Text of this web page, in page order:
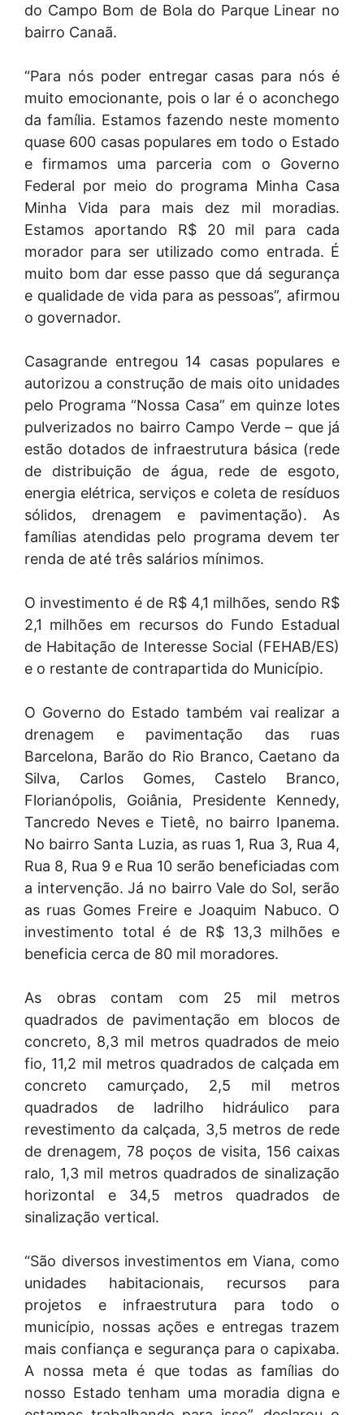
do Campo Bom de Bola do Parque Linear no
bairro Canaã.
“Para nós poder entregar casas para nós é
muito emocionante, pois o lar é o aconchego
da família. Estamos fazendo neste momento
quase 600 casas populares em todo o Estado
e firmamos uma parceria com o Governo
Federal por meio do programa Minha Casa
Minha Vida para mais dez mil moradias.
Estamos aportando R$ 20 mil para cada
morador para ser utilizado como entrada. É
muito bom dar esse passo que dá segurança
e qualidade de vida para as pessoas”, afirmou
o governador.
Casagrande entregou 14 casas populares e
autorizou a construção de mais oito unidades
pelo Programa “Nossa Casa” em quinze lotes
pulverizados no bairro Campo Verde – que já
estão dotados de infraestrutura básica (rede
de distribuição de água, rede de esgoto,
energia elétrica, serviços e coleta de resíduos
sólidos, drenagem e pavimentação). As
famílias atendidas pelo programa devem ter
renda de até três salários mínimos.
O investimento é de R$ 4,1 milhões, sendo R$
2,1 milhões em recursos do Fundo Estadual
de Habitação de Interesse Social (FEHAB/ES)
e o restante de contrapartida do Município.
O Governo do Estado também vai realizar a
drenagem e pavimentação das ruas
Barcelona, Barão do Rio Branco, Caetano da
Silva, Carlos Gomes, Castelo Branco,
Florianópolis, Goiânia, Presidente Kennedy,
Tancredo Neves e Tietê, no bairro Ipanema.
No bairro Santa Luzia, as ruas 1, Rua 3, Rua 4,
Rua 8, Rua 9 e Rua 10 serão beneficiadas com
a intervenção. Já no bairro Vale do Sol, serão
as ruas Gomes Freire e Joaquim Nabuco. O
investimento total é de R$ 13,3 milhões e
beneficia cerca de 80 mil moradores.
As obras contam com 25 mil metros
quadrados de pavimentação em blocos de
concreto, 8,3 mil metros quadrados de meio
fio, 11,2 mil metros quadrados de calçada em
concreto camurçado, 2,5 mil metros
quadrados de ladrilho hidráulico para
revestimento da calçada, 3,5 metros de rede
de drenagem, 78 poços de visita, 156 caixas
ralo, 1,3 mil metros quadrados de sinalização
horizontal e 34,5 metros quadrados de
sinalização vertical.
“São diversos investimentos em Viana, como
unidades habitacionais, recursos para
projetos e infraestrutura para todo o
município, nossas ações e entregas trazem
mais confiança e segurança para o capixaba.
A nossa meta é que todas as famílias do
nosso Estado tenham uma moradia digna e